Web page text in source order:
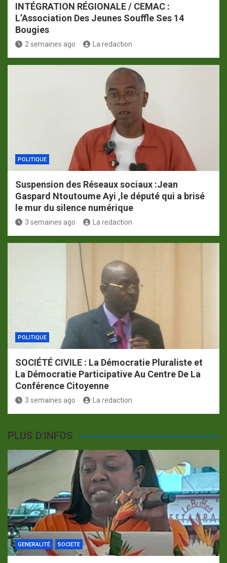
INTÉGRATION RÉGIONALE / CEMAC :
L’Association Des Jeunes Souffle Ses 14
Bougies
2 semaines ago La redaction
POLITIQUE
Suspension des Réseaux sociaux :Jean
Gaspard Ntoutoume Ayi ,le député qui a brisé
le mur du silence numérique
3 semaines ago La redaction
POLITIQUE
SOCIÉTÉ CIVILE : La Démocratie Pluraliste et
La Démocratie Participative Au Centre De La
Conférence Citoyenne
3 semaines ago La redaction
PLUS D'INFOS
GENERALITÉ SOCIETE